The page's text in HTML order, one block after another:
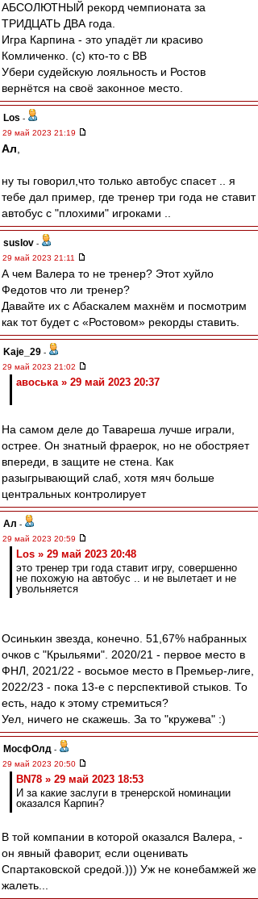
АБСОЛЮТНЫЙ рекорд чемпионата за
ТРИДЦАТЬ ДВА года.
Игра Карпина - это упадёт ли красиво
Комличенко. (с) кто-то с ВВ
Убери судейскую лояльность и Ростов
вернётся на своё законное место.
Los -
29 май 2023 21:19
Ал
ну ты говорил,что только автобус спасет .. я
тебе дал пример, где тренер три года не ставит
автобус с "плохими" игроками ..
suslov -
29 май 2023 21:11
А чем Валера то не тренер? Этот хуйло
Федотов что ли тренер?
Давайте их с Абаскалем махнём и посмотрим
как тот будет с «Ростовом» рекорды ставить.
Kaje_29 -
29 май 2023 21:02
авоська » 29 май 2023 20:37
На самом деле до Тавареша лучше играли,
острее. Он знатный фраерок, но не обостряет
впереди, в защите не стена. Как
разыгрывающий слаб, хотя мяч больше
центральных контролирует
Ал -
29 май 2023 20:59
Los » 29 май 2023 20:48
это тренер три года ставит игру, совершенно
не похожую на автобус .. и не вылетает и не
увольняется
Осинькин звезда, конечно. 51,67% набранных
очков с "Крыльями". 2020/21 - первое место в
ФНЛ, 2021/22 - восьмое место в Премьер-лиге,
2022/23 - пока 13-е с перспективой стыков. То
есть, надо к этому стремиться?
Уел, ничего не скажешь. За то "кружева" :)
МосфОлд -
29 май 2023 20:50
BN78 » 29 май 2023 18:53
И за какие заслуги в тренерской номинации
оказался Карпин?
В той компании в которой оказался Валера, -
он явный фаворит, если оценивать
Спартаковской средой.))) Уж не конебамжей же
жалеть...